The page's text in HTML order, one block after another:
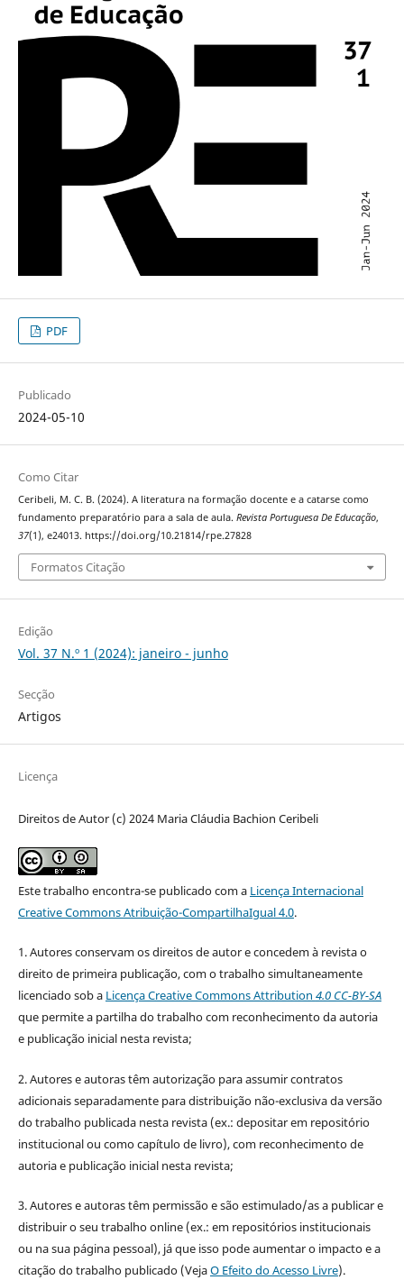
PDF
Publicado
2024-05-10
Como Citar
Ceribeli, M. C. B. (2024). A literatura na formação docente e a catarse como
fundamento preparatório para a sala de aula. Revista Portuguesa De Educação,
37(1), e24013. https://doi.org/10.21814/rpe.27828
Formatos Citação
Edição
Vol. 37 N.º 1 (2024): janeiro - junho
Secção
Artigos
Licença
Direitos de Autor (c) 2024 Maria Cláudia Bachion Ceribeli
Este trabalho encontra-se publicado com a Licença Internacional
Creative Commons Atribuição-CompartilhaIgual 4.0.
1. Autores conservam os direitos de autor e concedem à revista o
direito de primeira publicação, com o trabalho simultaneamente
licenciado sob a Licença Creative Commons Attribution 4.0 CC-BY-SA
que permite a partilha do trabalho com reconhecimento da autoria
e publicação inicial nesta revista;
2. Autores e autoras têm autorização para assumir contratos
adicionais separadamente para distribuição não-exclusiva da versão
do trabalho publicada nesta revista (ex.: depositar em repositório
institucional ou como capítulo de livro), com reconhecimento de
autoria e publicação inicial nesta revista;
3. Autores e autoras têm permissão e são estimulado/as a publicar e
distribuir o seu trabalho online (ex.: em repositórios institucionais
ou na sua página pessoal), já que isso pode aumentar o impacto e a
citação do trabalho publicado (VejaO Efeito do Acesso Livre).